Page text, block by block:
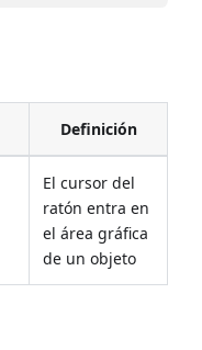
Definición
El cursor del
ratón entra en
el área gráfica
de un objeto